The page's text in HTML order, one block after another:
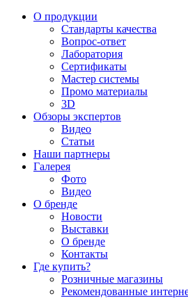
О продукции
Стандарты качества
Вопрос-ответ
Лаборатория
Сертификаты
Мастер системы
Промо материалы
3D
Обзоры экспертов
Видео
Статьи
Наши партнеры
Галерея
Фото
Видео
О бренде
Новости
Выставки
О бренде
Контакты
Где купить?
Розничные магазины
Рекомендованные